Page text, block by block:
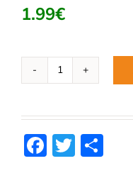
1.99€
quantité
Oeuvres
complètes
Facebook
Twitter